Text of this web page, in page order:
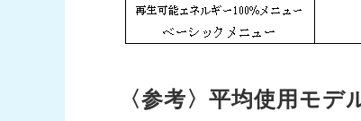
〈参考〉平均使用モ